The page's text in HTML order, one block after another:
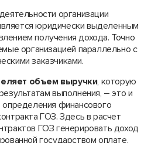
организации
юридически выделенным
получения дохода. Точно
организацией параллельно с
заказчиками.
объем выручки, которую
выполнения, – это и
определения финансового
ГОЗ. Здесь в расчет
ГОЗ генерировать доход
государством оплате.